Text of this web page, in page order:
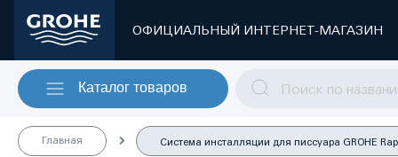
ОФИЦИАЛЬНЫЙ ИНТЕРНЕТ-МАГАЗИН
Каталог товаров
Главная Система инсталляции для писсуара GROHE